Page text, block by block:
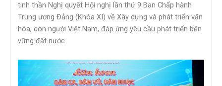
tinh thần Nghị quyết Hội nghị lần thứ 9 Ban Chấp hành
Trung ương Đảng (Khóa XI) về Xây dựng và phát triển văn
hóa, con người Việt Nam, đáp ứng yêu cầu phát triển bền
vững đất nước.